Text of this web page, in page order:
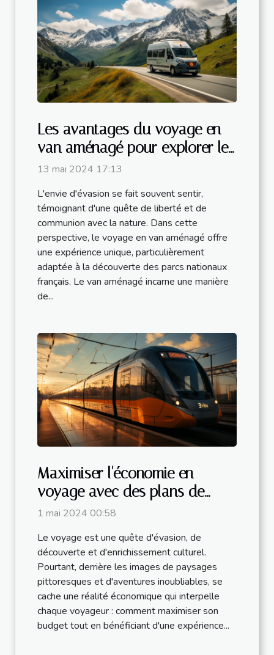
Les avantages du voyage en
van aménagé pour explorer les
parcs nationaux français
13 mai 2024 17:13
L'envie d'évasion se fait souvent sentir,
témoignant d'une quête de liberté et de
communion avec la nature. Dans cette
perspective, le voyage en van aménagé offre
une expérience unique, particulièrement
adaptée à la découverte des parcs nationaux
français. Le van aménagé incarne une manière
de...
Maximiser l'économie en
voyage avec des plans de
transport flexibles
1 mai 2024 00:58
Le voyage est une quête d'évasion, de
découverte et d'enrichissement culturel.
Pourtant, derrière les images de paysages
pittoresques et d'aventures inoubliables, se
cache une réalité économique qui interpelle
chaque voyageur : comment maximiser son
budget tout en bénéficiant d'une expérience...